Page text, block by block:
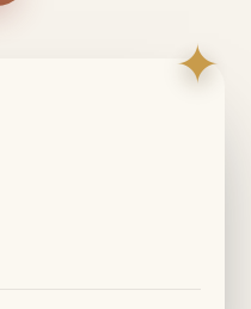
✦